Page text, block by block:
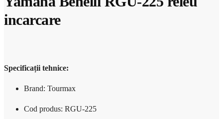
incarcare
Specificații tehnice:
Brand: Tourmax
Cod produs: RGU-225